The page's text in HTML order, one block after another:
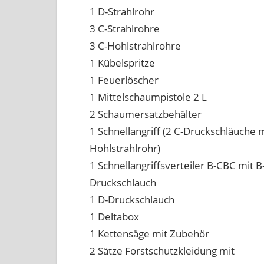
1 D-Strahlrohr
3 C-Strahlrohre
3 C-Hohlstrahlrohre
1 Kübelspritze
1 Feuerlöscher
1 Mittelschaumpistole 2 L
2 Schaumersatzbehälter
1 Schnellangriff (2 C-Druckschläuche
Hohlstrahlrohr)
1 Schnellangriffsverteiler B-CBC mit
Druckschlauch
1 D-Druckschlauch
1 Deltabox
1 Kettensäge mit Zubehör
2 Sätze Forstschutzkleidung mit